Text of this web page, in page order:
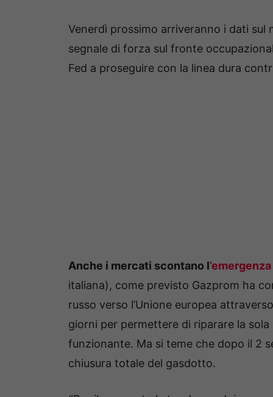
Venerdì prossimo arriveranno i dati sul
segnale di forza sul fronte
Fed a proseguire con la linea dura
Anche i mercati scontano l
italiana), come previsto Gazprom ha
russo verso l’Unione europea
giorni per permettere di riparare la
funzionante. Ma si teme che dopo il 2
chiusura totale del gasdotto.